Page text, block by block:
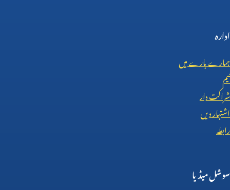
ادارہ
ہمارے بارے میں
ٹیم
شراکت دار
اشتہار دیں
رابطہ
سوشل میڈیا